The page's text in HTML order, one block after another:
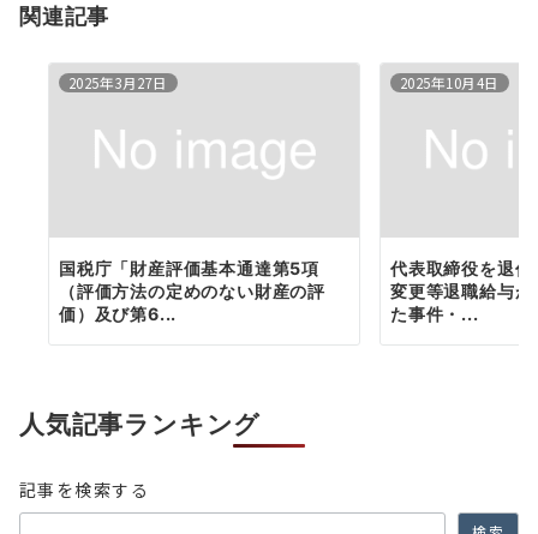
ン
関連記事
2025年3月27日
国税庁「財産評価基本通達第5項
（評価方法の定めのない財産の評
価）及び第6...
2025年10月4日
代表取締役を退
変更等退職給与
た事件・...
人気記事ランキング
記事を検索する